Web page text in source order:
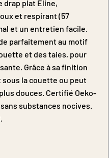
drap plat Eline,
et respirant (57
et un entretien facile.
parfaitement au motif
et des taies, pour
Grâce à sa finition
la couette ou peut
douces. Certifié Oeko-
substances nocives.